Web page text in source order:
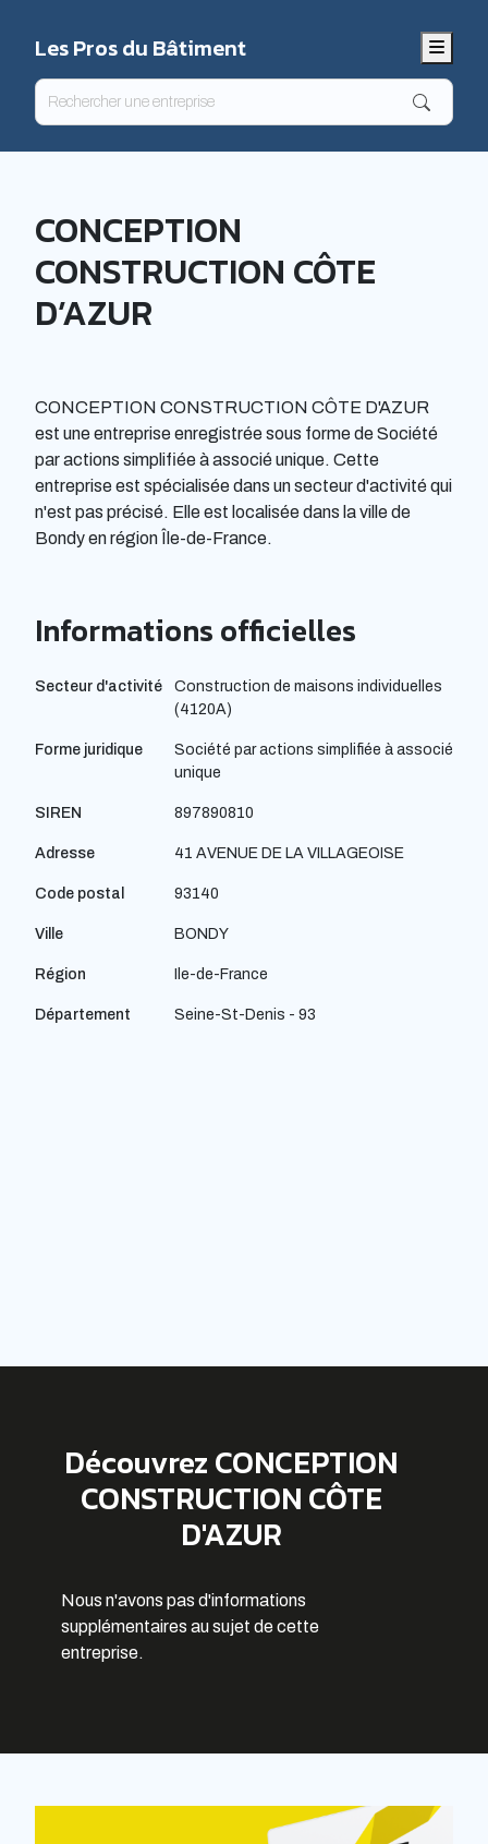
Les Pros du Bâtiment Menu
CONCEPTION
CONSTRUCTION CÔTE
D’AZUR
CONCEPTION CONSTRUCTION CÔTE D'AZUR
est une entreprise enregistrée sous forme de Société
par actions simplifiée à associé unique. Cette
entreprise est spécialisée dans un secteur d'activité qui
n'est pas précisé. Elle est localisée dans la ville de
Bondy en région Île-de-France.
Informations officielles
Secteur d'activité
Construction de maisons individuelles
(4120A)
Forme juridique
Société par actions simplifiée à associé
unique
SIREN 897890810
Adresse 41 AVENUE DE LA VILLAGEOISE
Code postal 93140
Ville BONDY
Région Ile-de-France
Département Seine-St-Denis - 93
Découvrez CONCEPTION
CONSTRUCTION CÔTE
D'AZUR
Nous n'avons pas d'informations
supplémentaires au sujet de cette
entreprise.